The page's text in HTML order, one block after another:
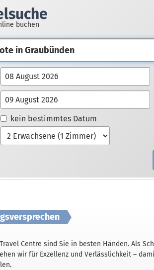
buchen
kein bestimmtes Datum
Centre sind Sie in besten Händen. Als
wir für Exzellenz und Verlässlichkeit –